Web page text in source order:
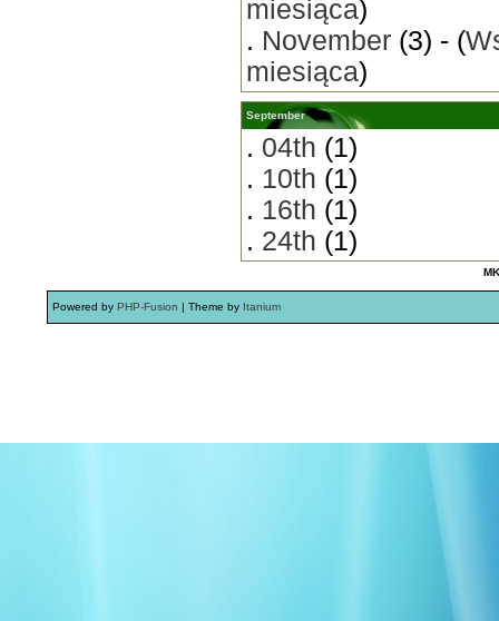
miesiąca)
. November (3) - (
miesiąca)
September
. 04th (1)
. 10th (1)
. 16th (1)
. 24th (1)
Powered by PHP-Fusion | Theme by Itanium